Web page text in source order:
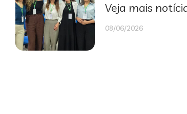
Veja mais
08/06/2026